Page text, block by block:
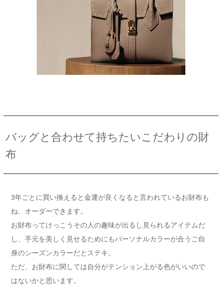
バッグと合わせて持ちたいこだわりの財
布
3年ごとに買い換えると金運が良くなると言われているお財布も
ね、オーダーできます。
お財布ってけっこうその人の趣味が出るし見られるアイテムだ
し、手元を美しく見せるためにもパーソナルカラーが合うご自
身のシーズンカラーだとステキ。
ただ、お財布に関しては自分がテンション上がる色がいいので
はないかと思います。